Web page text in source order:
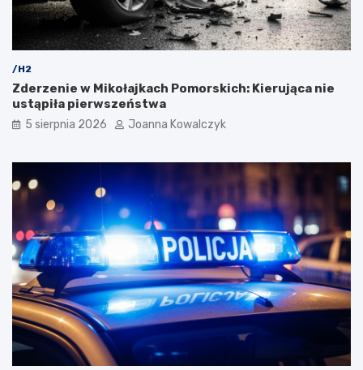
/H2
Zderzenie w Mikołajkach Pomorskich: Kierująca nie
ustąpiła pierwszeństwa
5 sierpnia 2026 Joanna Kowalczyk